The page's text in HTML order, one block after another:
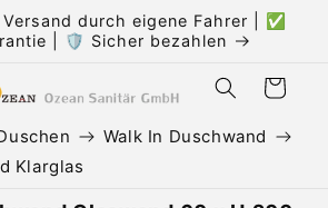
durch eigene Fahrer | ✅
| 🛡️ Sicher bezahlen
Warenkorb
Walk In Duschwand
Klarglas